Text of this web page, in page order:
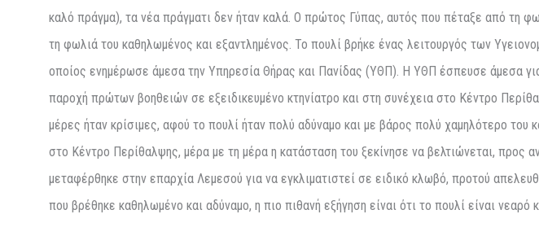
καλό πράγμα), τα νέα πράγματι δεν ήταν καλά. Ο πρώτος Γύπας, αυτός που πέταξε από τη
τη φωλιά του καθηλωμένος και εξαντλημένος. Το πουλί βρήκε ένας λειτουργός των
οποίος ενημέρωσε άμεσα την Υπηρεσία Θήρας και Πανίδας (ΥΘΠ). Η ΥΘΠ έσπευσε άμεσα
παροχή πρώτων βοηθειών σε εξειδικευμένο κτηνίατρο και στη συνέχεια στο Κέντρο
μέρες ήταν κρίσιμες, αφού το πουλί ήταν πολύ αδύναμο και με βάρος πολύ χαμηλότερο του
στο Κέντρο Περίθαλψης, μέρα με τη μέρα η κατάσταση του ξεκίνησε να βελτιώνεται,
μεταφέρθηκε στην επαρχία Λεμεσού για να εγκλιματιστεί σε ειδικό κλωβό, προτού
που βρέθηκε καθηλωμένο και αδύναμο, η πιο πιθανή εξήγηση είναι ότι το πουλί είναι νεαρό